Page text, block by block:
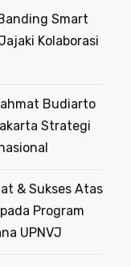
Smart
Kolaborasi
Budiarto
Strategi
& Sukses Atas
Program
UPNVJ